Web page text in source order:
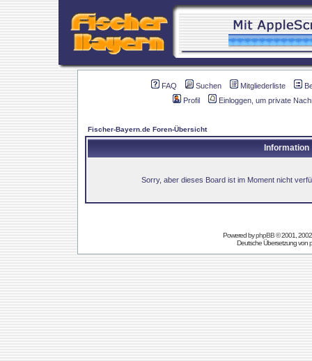
FAQ Suchen Mitgliederliste
Profil
Einloggen, um private
Fischer-Bayern.de Foren-Übersicht
Information
Sorry, aber dieses Board ist im Moment nicht
Powered byphpBB© 2001,
Deutsche Übersetzung von